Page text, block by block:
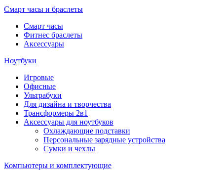
Смарт часы и браслеты
Смарт часы
Фитнес браслеты
Аксессуары
Ноутбуки
Игровые
Офисные
Ультрабуки
Для дизайна и творчества
Трансформеры 2в1
Аксессуары для ноутбуков
Охлаждающие подставки
Персональные зарядные устройства
Сумки и чехлы
Компьютеры и комплектующие